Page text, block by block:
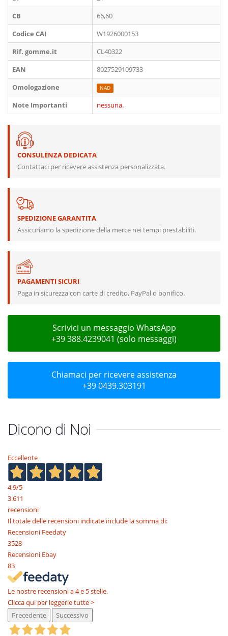
CB
66,60
Codice CAI
W1926000153
Rif. gomme.it
CL40322
EAN
8027529109733
Omologazione
NAD
Note Importanti nessuna.
CONSULENZA DEDICATA
Contattaci per ricevere assistenza personalizzata.
SPEDIZIONE GARANTITA
Assicuriamo la spedizione della merce nei tempi prestabiliti.
PAGAMENTI SICURI
Paga in sicurezza con carte di credito, PayPal o bonifico.
Scrivici un messaggio WhatsApp
+39 388.4239041 (solo messaggi)
Chiamaci per ricevere assistenza
+39 0439.303191
Dicono di Noi
Eccellente
4,9/5
3.611
recensioni
Il totale delle recensioni indicate include la somma di:
Recensioni Feedaty
3528
Recensioni Ebay
83
Le nostre recensioni a 4 e 5 stelle.
Clicca qui per leggerle tutte >
Precedente
Successivo